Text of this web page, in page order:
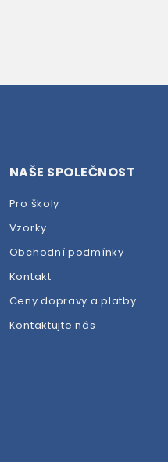
NAŠE SPOLEČNOST
Pro školy
Vzorky
Obchodní podmínky
Kontakt
Ceny dopravy a platby
Kontaktujte nás